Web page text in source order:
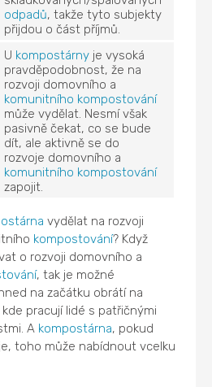
odpadů, takže tyto subjekty
přijdou o část příjmů.
U kompostárny je vysoká
pravděpodobnost, že na
rozvoji domovního a
komunitního kompostování
může vydělat. Nesmí však
pasivně čekat, co se bude
dít, ale aktivně se do
rozvoje domovního a
komunitního kompostování
zapojit.
vydělat na rozvoji
kompostování? Když
o rozvoji domovního a
, tak je možné
na začátku obrátí na
kde pracují lidé s patřičnými
A kompostárna, pokud
toho může nabídnout vcelku